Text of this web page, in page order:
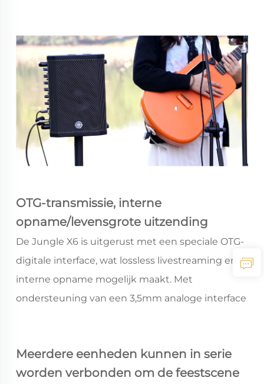
OTG-transmissie, interne
opname/levensgrote uitzending
De Jungle X6 is uitgerust met een speciale OTG-
digitale interface, wat lossless livestreaming en
interne opname mogelijk maakt. Met
ondersteuning van een 3,5mm analoge interface
HarmonyOS, iOS en Android systemen.
Meerdere eenheden kunnen in serie
worden verbonden om de feestscene